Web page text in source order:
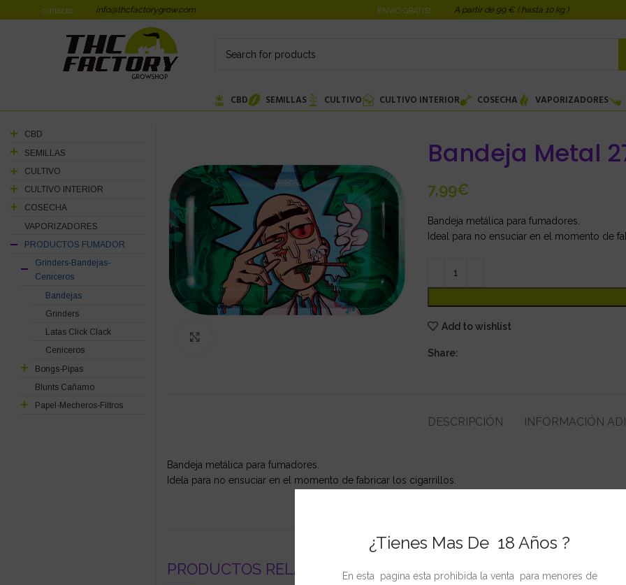
¿Tienes Mas De 18 Años ?
En esta pagina esta prohibida la venta para menores de
contacto info@thcfactorygrow.com ENVIO GRATIS! A partir de 99 € ( hasta 10 kg )
CBD SEMILLAS CULTIVO CULTIVO INTERIOR COSECHA VAPORIZADORES
Bandeja Metal
€
Bandeja metálica para fumadores.
Ideal para no ensuciar en el momento de
Add to wishlist
Share:
DESCRIPCIÓN INFORMACIÓN
Bandeja metálica para fumadores.
Idela para no ensuciar en el momento de fabricar los cigarrillos.
PRODUCTOS RELACIONADOS
CBD
SEMILLAS
CULTIVO
CULTIVO INTERIOR
COSECHA
VAPORIZADORES
PRODUCTOS FUMADOR
Grinders-Bandejas-
Ceniceros
Bandejas
Grinders
Latas Click Clack
Ceniceros
Bongs-Pipas
Blunts Cañamo
Papel-Mecheros-Filtros